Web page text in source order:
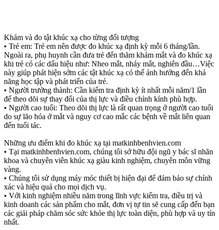
Khám và đo tật khúc xạ cho từng đối tượng
• Trẻ em: Trẻ em nên được đo khúc xạ định kỳ mỗi 6 tháng/lần.
Ngoài ra, phụ huynh cần đưa trẻ đến thăm khám mắt và đo khúc xạ
khi trẻ có các dấu hiệu như: Nheo mắt, nháy mắt, nghiên đầu…Việc
này giúp phát hiện sớm các tật khúc xạ có thể ảnh hưởng đến khả
năng học tập và phát triển của trẻ.
• Người trưởng thành: Cần kiểm tra định kỳ ít nhất mỗi năm/1 lần
để theo dõi sự thay đổi của thị lực và điều chỉnh kính phù hợp.
• Người cao tuổi: Theo dõi thị lực là rất quan trọng ở người cao tuổi
do sự lão hóa ở mắt và nguy cơ cao mắc các bệnh về mắt liên quan
đến tuổi tác.
Những ưu điểm khi đo khúc xạ tại matkinhbenhvien.com
• Tại matkinhbenhvien.com, chúng tôi sở hữu đội ngũ y bác sĩ nhãn
khoa và chuyên viên khúc xạ giàu kinh nghiệm, chuyên môn vững
vàng.
• Chúng tôi sử dụng máy móc thiết bị hiện đại để đảm bảo sự chính
xác và hiệu quả cho mọi dịch vụ.
• Với kinh nghiệm nhiều năm trong lĩnh vực kiểm tra, điều trị và
kinh doanh các sản phẩm cho mắt, đơn vị tự tin sẽ cung cấp đến bạn
các giải pháp chăm sóc sức khỏe thị lực toàn diện, phù hợp và uy tín
nhất.